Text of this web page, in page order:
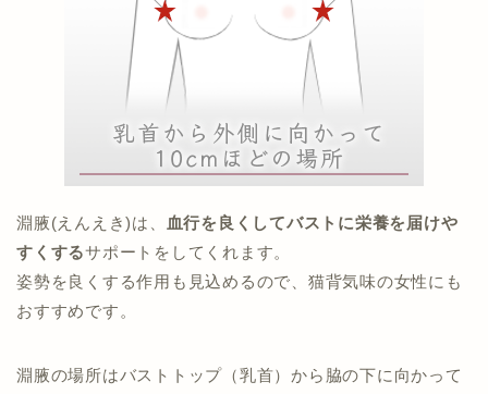
淵腋(えんえき)は、 血行を良くしてバストに栄養を届けや
すくするサポートをしてくれます。
姿勢を良くする作用も見込めるので、猫背気味の女性にも
おすすめです。
淵腋の場所はバストトップ（乳首）から脇の下に向かって